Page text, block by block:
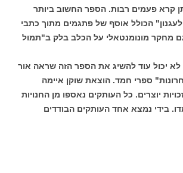
קרא פעמים רבות. הספר החשוב ביותר
הכולל אוסף של פתגמים מתוך כתבי
מחקר מונומנטאלי על הכלב בלק ב"תמול
יכול עוד להשיג את הספר הזה שראה אור
ספרי חמד. הוצאת שוקן איימה
יוצרים. כל העותקים נאספו מן החנויות
בידי נמצא אחד העותקים הבודדים